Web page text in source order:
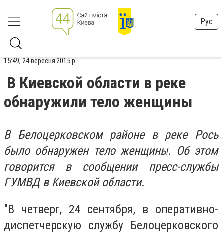
Рус
15:49, 24 вересня 2015 р.
В Киевской области в реке
обнаружили тело женщины
В Белоцерковском районе в реке Рось
было обнаружен тело женщины. Об этом
говорится в сообщении пресс-службы
ГУМВД в Киевской области.
"В четверг, 24 сентября, в оперативно-
диспетчерскую службу Белоцерковского